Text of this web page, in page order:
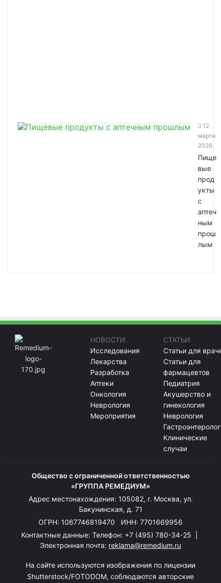
12
марта
2026
Пище
вые
прод
укты
с
аптеч
ным
прош
лым
НОВОСТИ
Исследования
Лекарства
Разработка
Аптеки
Онкология
Неврология
Мероприятия
СТАТЬИ
Статьи для
Статьи для
фармацевтов
Педиатрия
Акушерство и
гинекология
Неврология
Клинические
случаи
Общество с ограниченной ответственностью
«ГРУППА РЕМЕДИУМ»
Адрес местонахождения: 105082, г. Москва, ул.
Бакунинская, д. 71
ОГРН: 1067746819470 ИНН: 7701669956
Контактные данные: Телефон: +7 (495) 780-34-25
Электронная почта: reklama@remedium.ru
На сайте используются изображения по лицензии
Shutterstock/FOTODOM, соблюдаются авторские